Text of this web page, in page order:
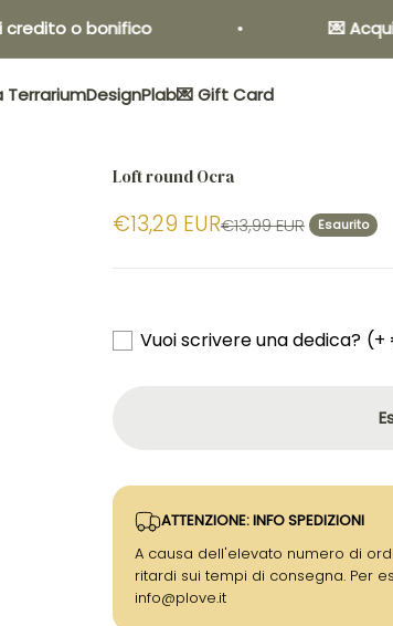
o bonifico 💌
TerrariumDesignPlab💌 Gift Card
Loft round Ocra
€13,29 EUR€13,99 EUR Esaurito
Vuoi scrivere una dedica? (+
ATTENZIONE: INFO SPEDIZIONI
A causa dell'elevato numero di
ritardi sui tempi di consegna. Per
info@plove.it